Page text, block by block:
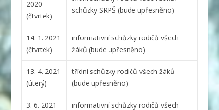
2020
(čtvrtek)
schůzky SRPŠ (bude upřesněno)
14. 1. 2021
(čtvrtek)
informativní schůzky rodičů všech
žáků (bude upřesněno)
13. 4. 2021
(úterý)
třídní schůzky rodičů všech žáků
(bude upřesněno)
3. 6. 2021
informativní schůzky rodičů všech